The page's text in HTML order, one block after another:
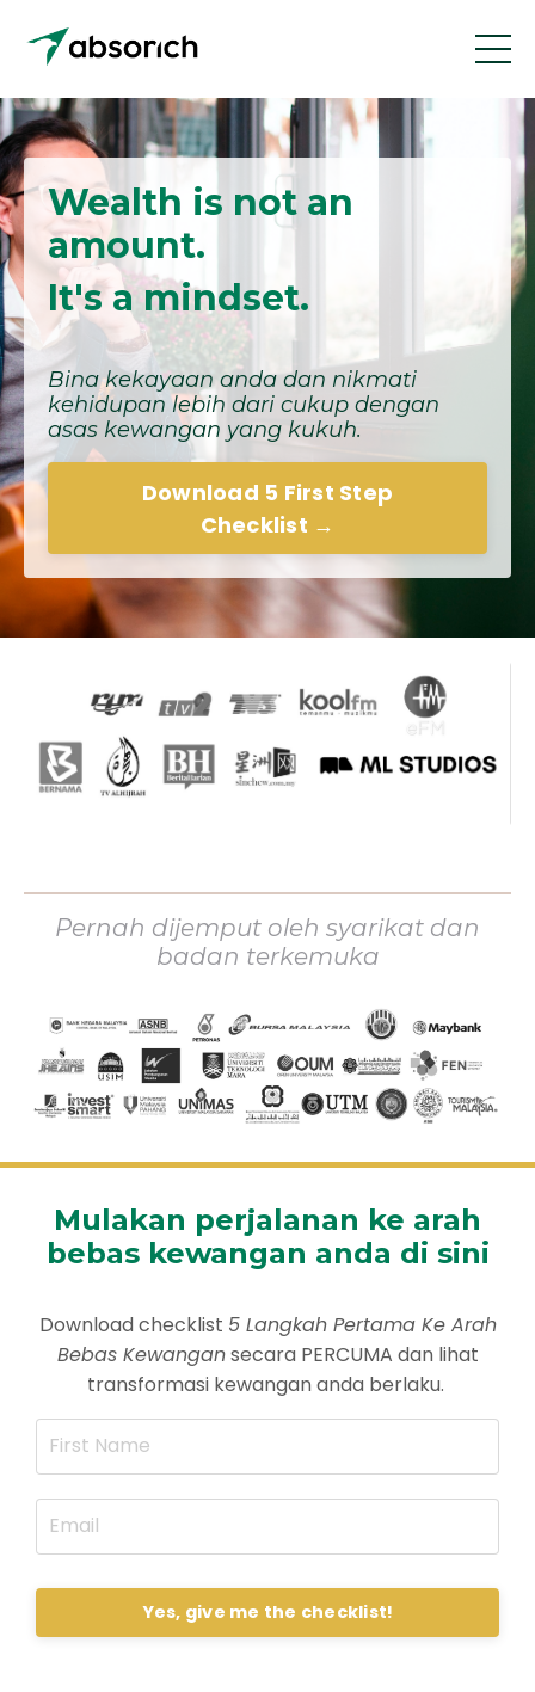
Wealth is not an
amount.
It's a mindset.
Bina kekayaan anda dan nikmati
kehidupan lebih dari cukup dengan
asas kewangan yang kukuh.
Download 5 First Step
Checklist →
Pernah dijemput oleh syarikat dan
badan terkemuka
Mulakan perjalanan ke arah
bebas kewangan anda di sini
Download checklist 5 Langkah Pertama Ke Arah
Bebas Kewangansecara PERCUMA dan lihat
transformasi kewangan anda berlaku.
Yes, give me the checklist!